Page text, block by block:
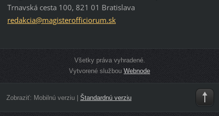
Trnavská cesta 100, 821 01 Bratislava
redakcia@magisterofficiorum.sk
Všetky práva vyhradené.
Vytvorené službou Webnode
Zobraziť: Mobilnú verziu| Štandardnú verziu